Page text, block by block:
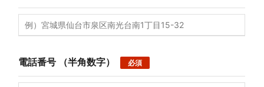
電話番号 （半角数字） 必須